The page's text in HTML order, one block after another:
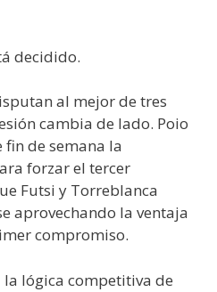
decidido.
al mejor de tres
cambia de lado. Poio
de semana la
forzar el tercer
Futsi y Torreblanca
aprovechando la ventaja
compromiso.
lógica competitiva de